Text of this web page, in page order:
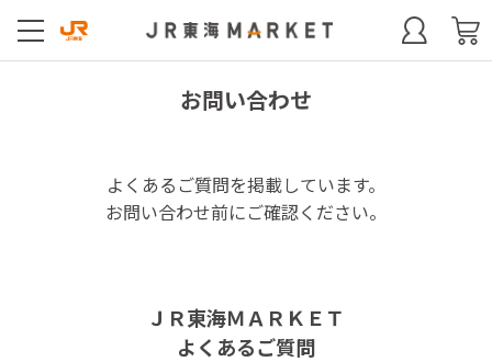
お問い合わせ
よくあるご質問を掲載しています。
お問い合わせ前にご確認ください。
ＪＲ東海ＭＡＲＫＥＴ
よくあるご質問